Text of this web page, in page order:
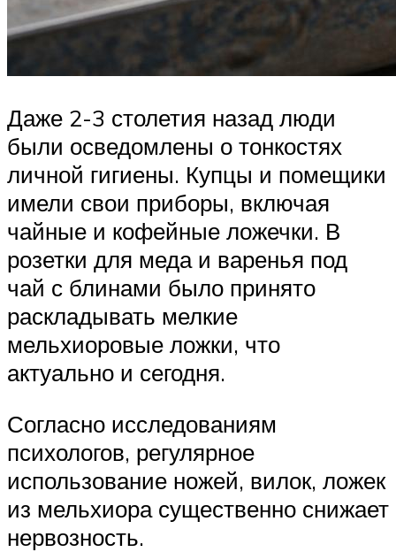
Даже 2-3 столетия назад люди
были осведомлены о тонкостях
личной гигиены. Купцы и помещики
имели свои приборы, включая
чайные и кофейные ложечки. В
розетки для меда и варенья под
чай с блинами было принято
раскладывать мелкие
мельхиоровые ложки, что
актуально и сегодня.
Согласно исследованиям
психологов, регулярное
использование ножей, вилок, ложек
из мельхиора существенно снижает
нервозность.